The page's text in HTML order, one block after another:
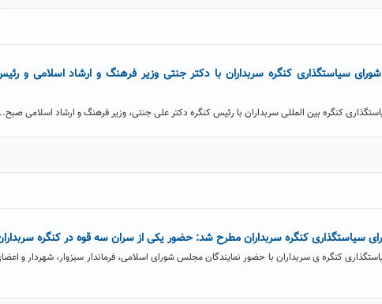
سیاستگذاری کنگره سربداران با دکتر جنتی وزیر فرهنگ و ارشاد اسلامی و
کنگره بین المللی سربداران با رئیس کنگره دکتر علی جنتی، وزیر فرهنگ و ارشاد اسلامی
کنگره سربداران مطرح شد: حضور یکی از سران سه قوه در کنگره
کنگره ی سربداران با حضور نمایندگان مجلس شورای اسلامی، فرماندار سبزوار، شهردار و